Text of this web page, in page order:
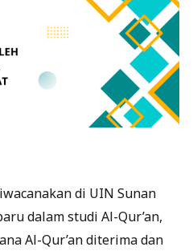
di UIN Sunan
dalam studi Al-Qur’an,
Al-Qur’an diterima dan